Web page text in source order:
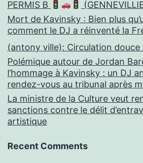
PERMIS B
Mort de Kavinsky : Bien plus
comment le DJ a réinventé la
(antony ville): Circulation
Polémique autour de Jordan
l’hommage à Kavinsky : un DJ
rendez-vous au tribunal après
La ministre de la Culture veut
sanctions contre le délit
artistique
Recent Comments